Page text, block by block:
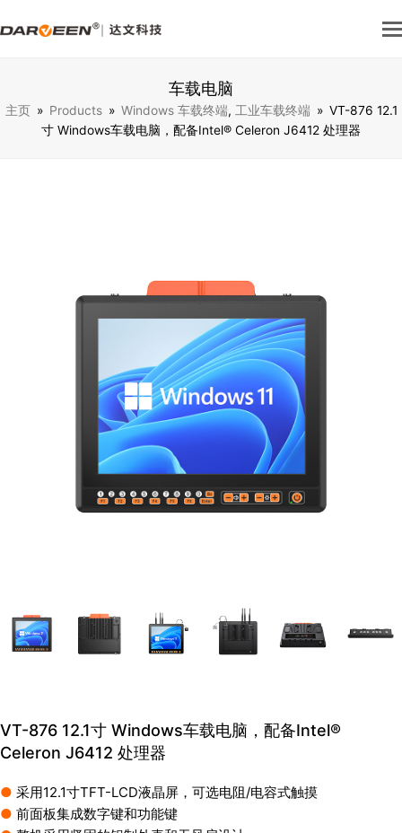
车载电脑
主页 » Products » Windows 车载终端, 工业车载终端 » VT-876 12.1
寸 Windows车载电脑，配备Intel® Celeron J6412 处理器
VT-876 12.1寸 Windows车载电脑，配备Intel®
Celeron J6412 处理器
● 采用12.1寸TFT-LCD液晶屏，可选电阻/电容式触摸
● 前面板集成数字键和功能键